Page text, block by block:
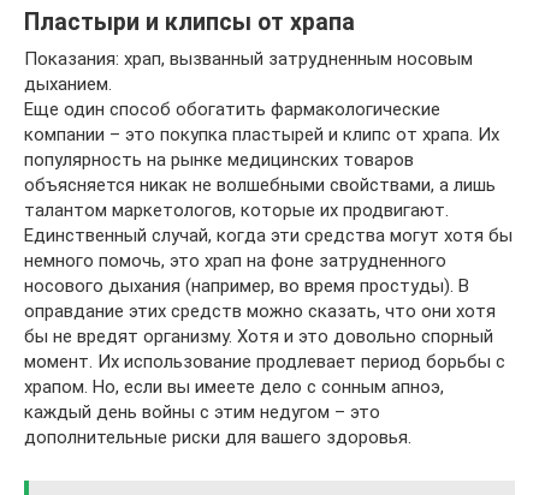
Пластыри и клипсы от храпа
Показания: храп, вызванный затрудненным носовым
дыханием.
Еще один способ обогатить фармакологические
компании – это покупка пластырей и клипс от храпа. Их
популярность на рынке медицинских товаров
объясняется никак не волшебными свойствами, а лишь
талантом маркетологов, которые их продвигают.
Единственный случай, когда эти средства могут хотя бы
немного помочь, это храп на фоне затрудненного
носового дыхания (например, во время простуды). В
оправдание этих средств можно сказать, что они хотя
бы не вредят организму. Хотя и это довольно спорный
момент. Их использование продлевает период борьбы с
храпом. Но, если вы имеете дело с сонным апноэ,
каждый день войны с этим недугом – это
дополнительные риски для вашего здоровья.